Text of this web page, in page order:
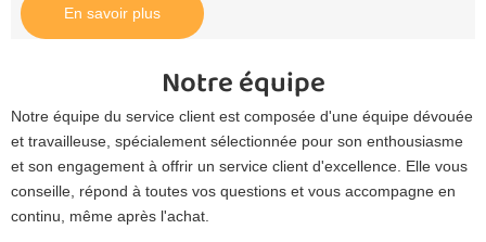
En savoir plus
Notre équipe
Notre équipe du service client est composée d'une équipe dévouée
et travailleuse, spécialement sélectionnée pour son enthousiasme
et son engagement à offrir un service client d'excellence. Elle vous
conseille, répond à toutes vos questions et vous accompagne en
continu, même après l'achat.